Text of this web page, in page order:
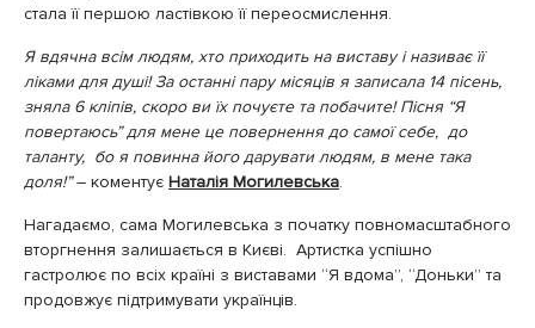
стала її першою ластівкою її переосмислення.
Я вдячна всім людям, хто приходить на виставу і називає її
ліками для душі! За останні пару місяців я записала 14 пісень,
зняла 6 кліпів, скоро ви їх почуєте та побачите! Пісня “Я
повертаюсь” для мене це повернення до самої себе, до
таланту, бо я повинна його дарувати людям, в мене така
доля!”– коментує Наталія Могилевська.
Нагадаємо, сама Могилевська з початку повномасштабного
вторгнення залишається в Києві. Артистка успішно
гастролює по всіх країні з виставами “Я вдома”, “Доньки” та
продовжує підтримувати українців.